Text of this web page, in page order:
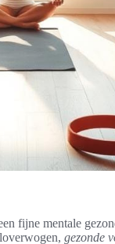
fijne mentale
gezonde